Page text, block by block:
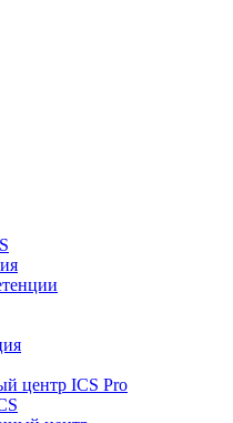
центр ICS Pro